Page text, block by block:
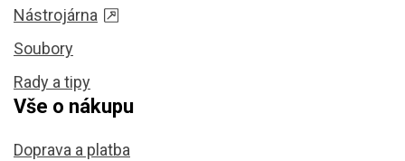
Nástrojárna
Soubory
Rady a tipy
Vše o nákupu
Doprava a platba